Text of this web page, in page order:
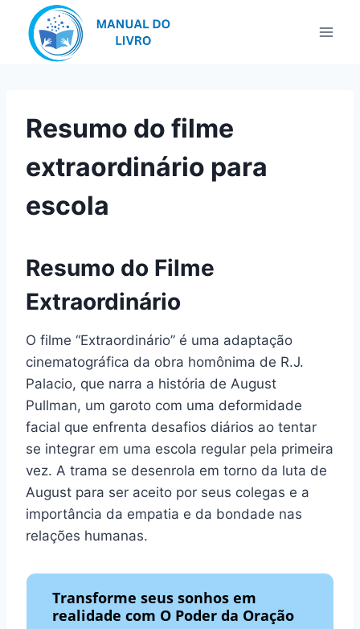
Resumo do filme
extraordinário para
escola
Resumo do Filme
Extraordinário
O filme “Extraordinário” é uma adaptação
cinematográfica da obra homônima de R.J.
Palacio, que narra a história de August
Pullman, um garoto com uma deformidade
facial que enfrenta desafios diários ao tentar
se integrar em uma escola regular pela primeira
vez. A trama se desenrola em torno da luta de
August para ser aceito por seus colegas e a
importância da empatia e da bondade nas
relações humanas.
Transforme seus sonhos em
realidade com O Poder da Oração